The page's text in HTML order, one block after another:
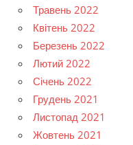
Травень 2022
Квітень 2022
Березень 2022
Лютий 2022
Січень 2022
Грудень 2021
Листопад 2021
Жовтень 2021